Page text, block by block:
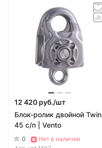
12 420 руб./шт
Блок-ролик двойной Twin
45 с/п | Vento
0
Нет в наличии